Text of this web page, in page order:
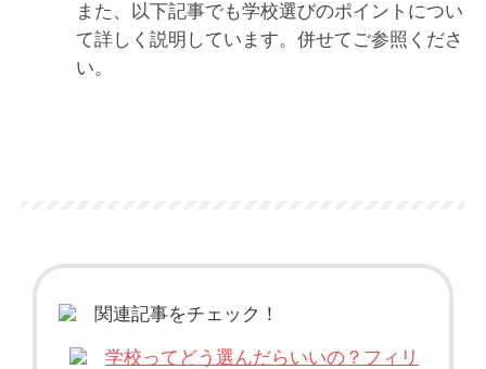
また、以下記事でも学校選びのポイントについ
て詳しく説明しています。併せてご参照くださ
い。
関連記事をチェック！
学校ってどう選んだらいいの？フィリ